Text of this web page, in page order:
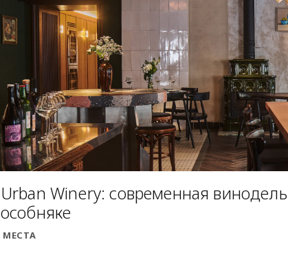
Urban Winery: современная
особняке
МЕСТА